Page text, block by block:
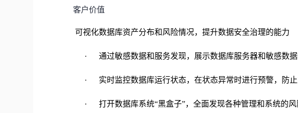
客户价值
可视化数据库资产分布和风险情况，提升数据安全治理的能力
· 通过敏感数据和服务发现，展示数据库服务器和敏感数
· 实时监控数据库运行状态，在状态异常时进行预警，防
· 打开数据库系统“黑盒子”，全面发现各种管理和系统的风